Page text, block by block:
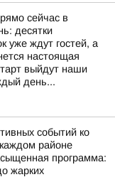
сейчас в
десятки
уже ждут гостей, а
настоящая
выйдут наши
день...
событий ко
районе
программа:
жарких